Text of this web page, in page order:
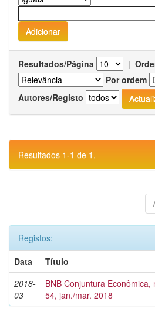
Resultados/Página |
Por ordem
Autores/Registo
Resultados 1-1 de 1.
Registos:
Data
Título
2018-
03
BNB Conjuntura Econômica,
54, jan./mar. 2018